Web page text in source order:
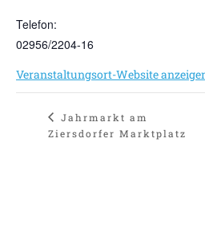
Telefon:
02956/2204-16
Veranstaltungsort-Website
Jahrmarkt am
Ziersdorfer Marktplatz